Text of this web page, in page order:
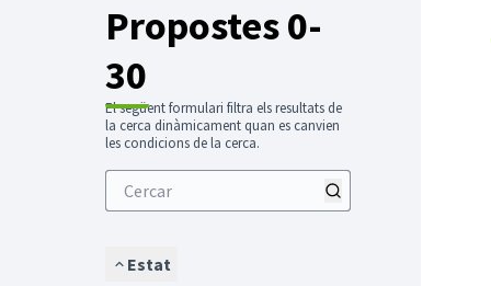
Propostes 0-
30
El següent formulari filtra els resultats de
la cerca dinàmicament quan es canvien
les condicions de la cerca.
Estat